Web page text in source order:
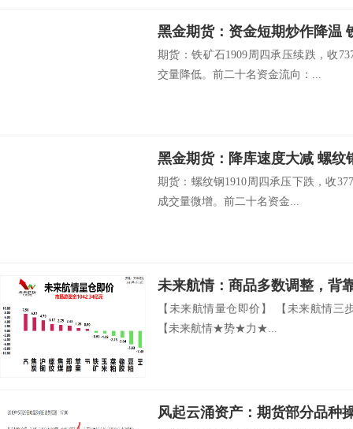
黑金期货：资金短期炒作降温
期货：铁矿石1909周四承压续跌，收
交量降低。前二十名资金流向：...
黑金期货：降库速度大减 螺纹
期货：螺纹钢1910周四承压下跌，收
成交量微增。前二十名资金...
未来航情：商品多数调整，背
【未来航情量仓即价】 【未来航情三
【未来航情★势★力★...